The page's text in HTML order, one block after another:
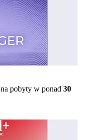
na pobyty w ponad 30